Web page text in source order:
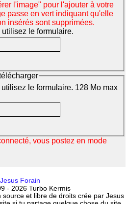
l'image" pour l'ajouter à votre
passe en vert indiquant qu'elle
insérés sont supprimées.
le formulaire.
le formulaire. 128 Mo max
vous postez en mode
- 2026 Turbo Kermis
et libre de droits crée par Jesus